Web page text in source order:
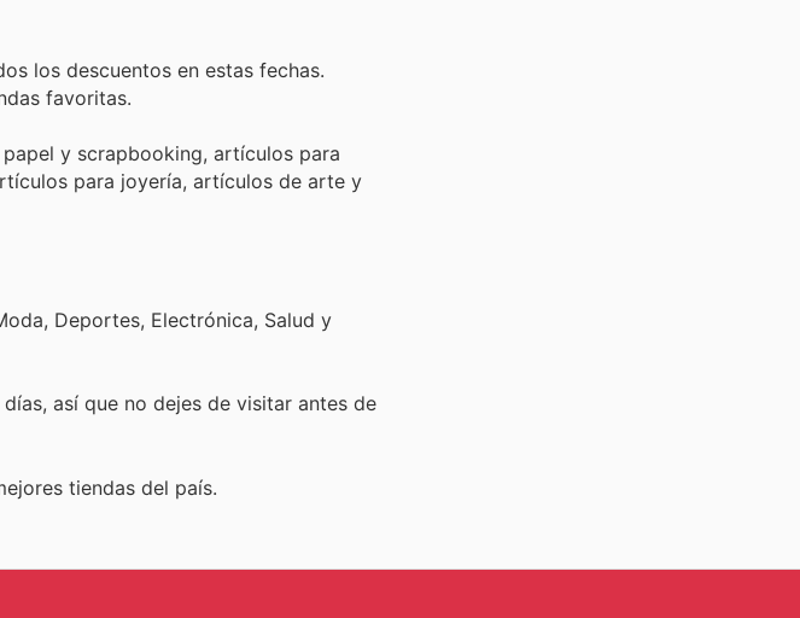
los descuentos en estas fechas.
favoritas.
y scrapbooking, artículos para
para joyería, artículos de arte y
Deportes, Electrónica, Salud y
así que no dejes de visitar antes de
tiendas del país.